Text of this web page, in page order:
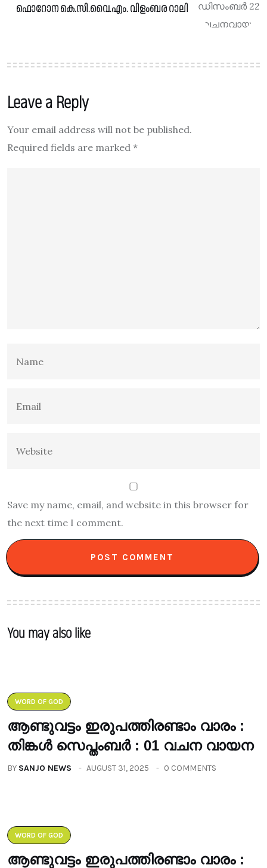
ഫൊറോന കെ.സി.വൈ.എം. വിളംബര റാലി
Leave a Reply
Your email address will not be published.
Required fields are marked *
Save my name, email, and website in this browser for
the next time I comment.
You may also like
WORD OF GOD
ആണ്ടുവട്ടം ഇരുപത്തിരണ്ടാം വാരം :
തിങ്കൾ സെപ്തംബർ : 01 വചന വായന
BY SANJO NEWS AUGUST 31, 2025 0 COMMENTS
WORD OF GOD
ആണ്ടുവട്ടം ഇരുപത്തിരണ്ടാം വാരം :